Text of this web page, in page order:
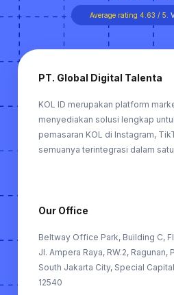
Average rating 4.63 / 5.
PT. Global Digital Talenta
KOL ID merupakan platform
menyediakan solusi lengkap
pemasaran KOL di Instagram,
semuanya terintegrasi dalam
Our Office
Beltway Office Park, Building C,
Jl. Ampera Raya, RW.2, Ragunan,
South Jakarta City, Special
12540